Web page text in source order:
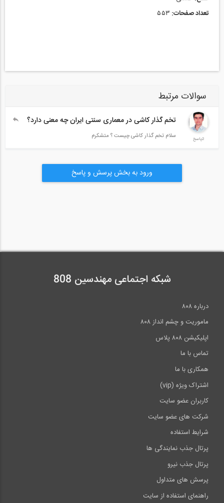
تعداد صفحات: ۵۵۳
سوالات مرتبط
2پاسخ
تخم گذار کاشی در معماری سنتی ایران چه معنی دارد؟
سلام تخم گذار کاشی چیست ؟ متشکرم
ورود به بخش پرسش و پاسخ
شبکه اجتماعی مهندسین 808
درباره ۸۰۸
ماموریت و چشم انداز ۸۰۸
اپلیکیشن ۸۰۸ پلاس
تماس با ما
همکاری با ما
اشتراک ویژه (vip)
کاربران عضو سایت
شرکت های عضو سایت
شرایط استفاده
پرتال جذب نمایندگی ها
پرتال جذب نیرو
پرسش های متداول
راهنمای استفاده از سایت